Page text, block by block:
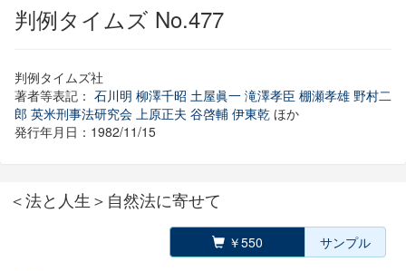
判例タイムズ No.477
判例タイムズ社
著者等表記： 石川明 柳澤千昭 土屋眞一 滝澤孝臣 棚瀬孝雄 野村二
郎 英米刑事法研究会 上原正夫 谷啓輔 伊東乾 ほか
発行年月日：1982/11/15
＜法と人生＞自然法に寄せて
￥550 サンプル